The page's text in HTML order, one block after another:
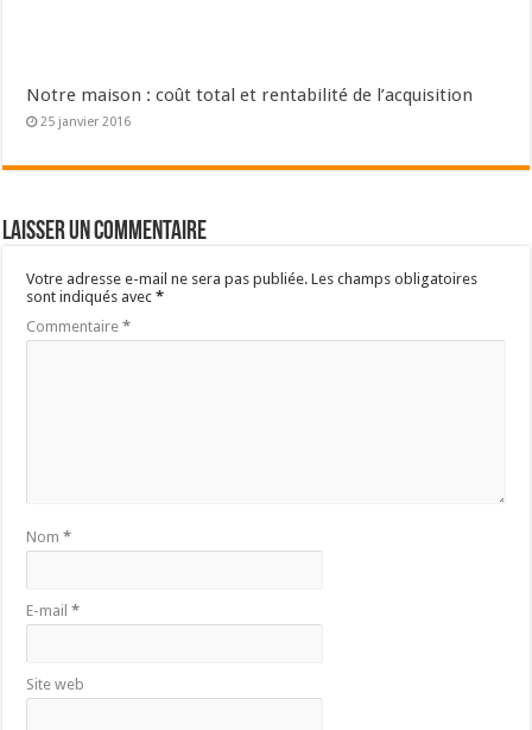
Notre maison : coût total et rentabilité de l’acquisition
25 janvier 2016
Laisser un commentaire
Votre adresse e-mail ne sera pas publiée. Les champs obligatoires
sont indiqués avec*
Commentaire*
Nom*
E-mail*
Site web